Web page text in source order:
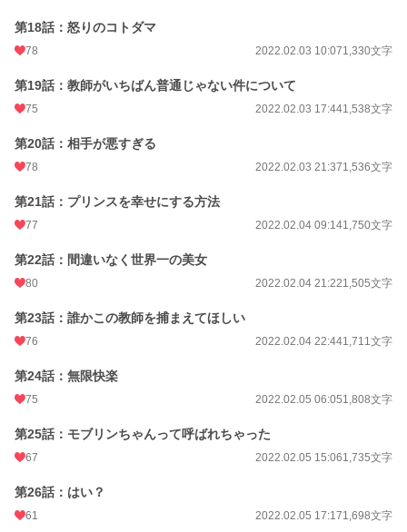
第18話：怒りのコトダマ
78 2022.02.03 10:071,330文字
第19話：教師がいちばん普通じゃない件について
75 2022.02.03 17:441,538文字
第20話：相手が悪すぎる
78 2022.02.03 21:371,536文字
第21話：プリンスを幸せにする方法
77 2022.02.04 09:141,750文字
第22話：間違いなく世界一の美女
80 2022.02.04 21:221,505文字
第23話：誰かこの教師を捕まえてほしい
76 2022.02.04 22:441,711文字
第24話：無限快楽
75 2022.02.05 06:051,808文字
第25話：モブリンちゃんって呼ばれちゃった
67 2022.02.05 15:061,735文字
第26話：はい？
61 2022.02.05 17:171,698文字